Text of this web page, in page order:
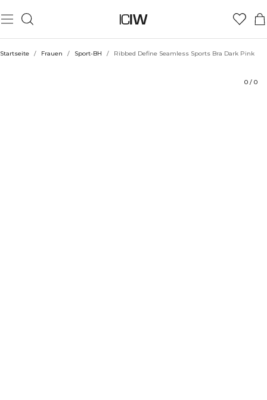
Startseite / Frauen / Sport-BH / Ribbed Define Seamless Sports Bra Dark Pink
0 / 0